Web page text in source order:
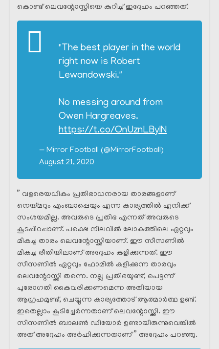
കൊണ്ട് ലെവന്റോസ്ക്കിയെ കുറിച്ച് ഇദ്ദേഹം പറഞ്ഞത്.
"The best player in the world
right now is Robert
Lewandowski."
No messing around from
Owen Hargreaves.
https://t.co/OnUznLBylN
— Mirror Football (@MirrorFootball)
August 21, 2020
” വളരെയധികം പ്രതിഭാധനരായ താരങ്ങളാണ്
നെയ്മറും എംബാപ്പെയും എന്ന കാര്യത്തിൽ എനിക്ക്
സംശയമില്ല. അവരുടെ പ്രതിഭ എന്നത് അവരുടെ
കൂടപ്പിറപ്പാണ്. പക്ഷെ നിലവിൽ ലോകത്തിലെ ഏറ്റവും
മികച്ച താരം ലെവന്റോസ്ക്കിയാണ്. ഈ സീസണിൽ
മികച്ച രീതിയിലാണ് അദ്ദേഹം കളിക്കുന്നത്. ഈ
സീസണിൽ ഏറ്റവും ഫോമിൽ കളിക്കുന്ന താരവും
ലെവന്റോസ്ക്കി തന്നെ. നല്ല പ്രതിഭയുണ്ട്, പെട്ടന്ന്
പുരോഗതി കൈവരിക്കണമെന്ന അതിയായ
ആഗ്രഹമുണ്ട്, ചെയ്യുന്ന കാര്യത്തോട് ആത്മാർത്ഥ ഉണ്ട്.
ഇതെല്ലാം കൂടിച്ചേർന്നതാണ് ലെവന്റോസ്ക്കി. ഈ
സീസണിൽ ബാലൺ ഡിയോർ ഉണ്ടായിരുന്നുവെങ്കിൽ
അത്‌ അദ്ദേഹം അർഹിക്കുന്നതാണ് ” അദ്ദേഹം പറഞ്ഞു.